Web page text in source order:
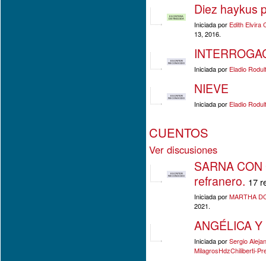
ESCRITORA
DISTINGUIDA
Diez haykus
Iniciada por Edith Elvira
13, 2016.
ESCRITOR
RECONOCIDO
Iniciada por Eladio
ESCRITOR
RECONOCIDO
NIEVE
Iniciada por Eladio
CUENTOS
Ver discusiones
ESCRITOR
RECONOCIDO
SARNA
refranero. 17
Iniciada porMARTHA
2021.
ANGÉLICA
Iniciada porSergio
MilagrosHdzChiliberti-